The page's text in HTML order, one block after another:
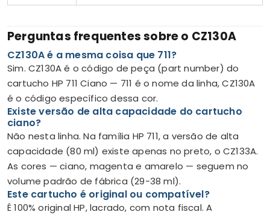
Perguntas frequentes sobre o CZ130A
CZ130A é a mesma coisa que 711?
Sim. CZ130A é o código de peça (part number) do
cartucho HP 711 Ciano — 711 é o nome da linha, CZ130A
é o código específico dessa cor.
Existe versão de alta capacidade do cartucho
ciano?
Não nesta linha. Na família HP 711, a versão de alta
capacidade (80 ml) existe apenas no preto, o CZ133A.
As cores — ciano, magenta e amarelo — seguem no
volume padrão de fábrica (29-38 ml).
Este cartucho é original ou compatível?
É 100% original HP, lacrado, com nota fiscal. A